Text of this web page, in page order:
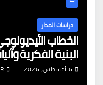
دراسات المدار
الخطاب
البنية الفكرية
6 أغسطس، 2026